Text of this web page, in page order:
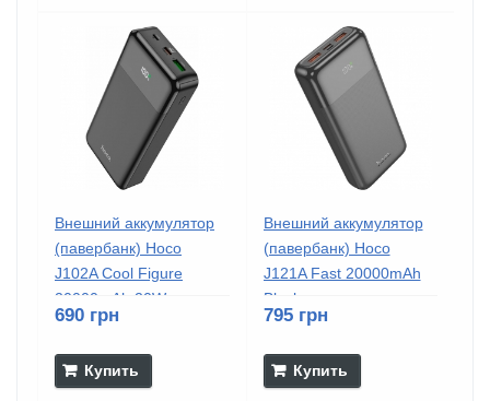
Внешний аккумулятор
(павербанк) Hoco
J102A Cool Figure
20000mAh 20W...
690 грн
Купить
Внешний аккумулятор
(павербанк) Hoco
J121A Fast 20000mAh
Black
795 грн
Купить